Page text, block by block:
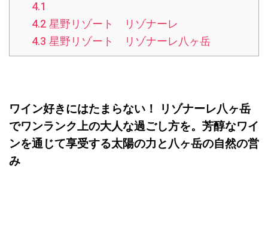
4.1
4.2星野リゾート リゾナーレ
4.3 星野リゾート リゾナーレ八ヶ岳
ワイン好きにはたまらない！ リゾナーレ八ヶ岳
でワンランク上の大人な過ごし方を。芳醇なワイ
ンを通じて享受する太陽の力と八ヶ岳の自然の営
み